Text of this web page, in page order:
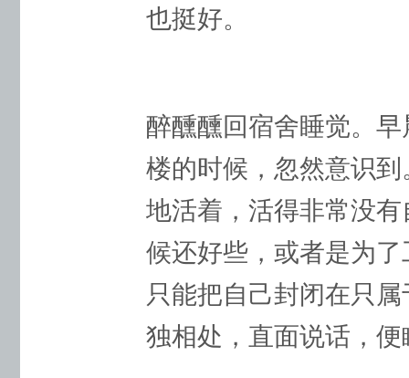
也挺好。
醉醺醺回宿舍睡觉。
楼的时候，忽然意识
地活着，活得非常没
候还好些，或者是为
只能把自己封闭在只
独相处，直面说话，